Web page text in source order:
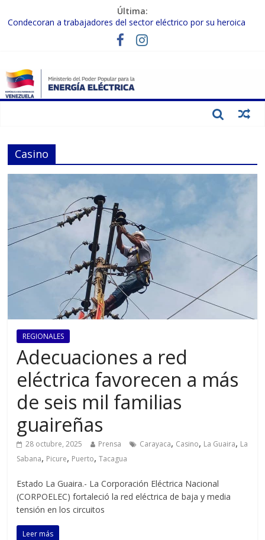
Última:
Condecoran a trabajadores del sector eléctrico por su heroica
labor tras el doble sismo del 24-J
Gobierno Nacional coordina acciones con el sector privado para
Inspeccionan trabajos de rehabilitación en instalaciones del SEN
en Carabobo
Gobierno Nacional activa plan preventivo para fortalecer el SEN
Casino
REGIONALES
Adecuaciones a red
eléctrica favorecen a más
de seis mil familias
guaireñas
28 octubre, 2025 Prensa Carayaca, Casino, La Guaira, La
Sabana, Picure, Puerto,Tacagua
Estado La Guaira.- La Corporación Eléctrica Nacional
(CORPOELEC) fortaleció la red eléctrica de baja y media
tensión en los circuitos
Leer más